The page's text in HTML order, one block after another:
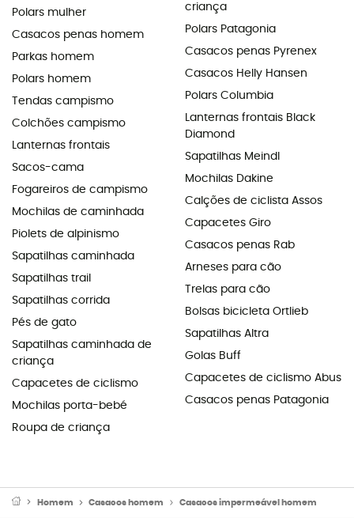
Polars mulher
Casacos penas homem
Parkas homem
Polars homem
Tendas campismo
Colchões campismo
Lanternas frontais
Sacos-cama
Fogareiros de campismo
Mochilas de caminhada
Piolets de alpinismo
Sapatilhas caminhada
Sapatilhas trail
Sapatilhas corrida
Pés de gato
Sapatilhas caminhada de
criança
Capacetes de ciclismo
Mochilas porta-bebé
Roupa de criança
criança
Polars Patagonia
Casacos penas Pyrenex
Casacos Helly Hansen
Polars Columbia
Lanternas frontais Black
Diamond
Sapatilhas Meindl
Mochilas Dakine
Calções de ciclista Assos
Capacetes Giro
Casacos penas Rab
Arneses para cão
Trelas para cão
Bolsas bicicleta Ortlieb
Sapatilhas Altra
Golas Buff
Capacetes de ciclismo Abus
Casacos penas Patagonia
Homem Casacos homem Casacos impermeável homem